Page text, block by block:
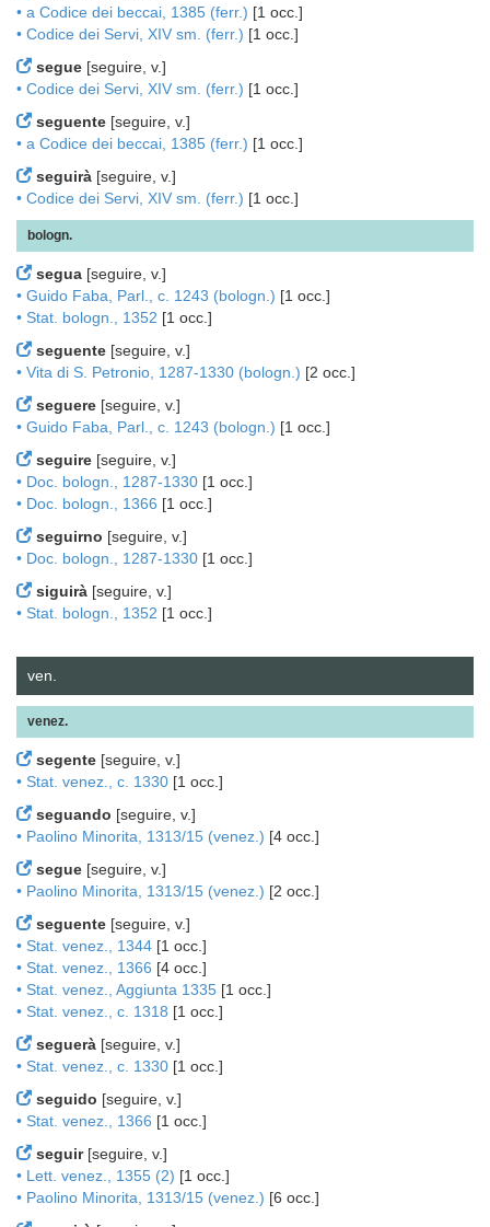
• a Codice dei beccai, 1385 (ferr.) [1 occ.]
• Codice dei Servi, XIV sm. (ferr.) [1 occ.]
segue [seguire, v.]
• Codice dei Servi, XIV sm. (ferr.) [1 occ.]
seguente [seguire, v.]
• a Codice dei beccai, 1385 (ferr.) [1 occ.]
seguirà [seguire, v.]
• Codice dei Servi, XIV sm. (ferr.) [1 occ.]
bologn.
segua [seguire, v.]
• Guido Faba, Parl., c. 1243 (bologn.) [1 occ.]
• Stat. bologn., 1352 [1 occ.]
seguente [seguire, v.]
• Vita di S. Petronio, 1287-1330 (bologn.) [2 occ.]
seguere [seguire, v.]
• Guido Faba, Parl., c. 1243 (bologn.) [1 occ.]
seguire [seguire, v.]
• Doc. bologn., 1287-1330 [1 occ.]
• Doc. bologn., 1366 [1 occ.]
seguirno [seguire, v.]
• Doc. bologn., 1287-1330 [1 occ.]
siguirà [seguire, v.]
• Stat. bologn., 1352 [1 occ.]
ven.
venez.
segente [seguire, v.]
• Stat. venez., c. 1330 [1 occ.]
seguando [seguire, v.]
• Paolino Minorita, 1313/15 (venez.) [4 occ.]
segue [seguire, v.]
• Paolino Minorita, 1313/15 (venez.) [2 occ.]
seguente [seguire, v.]
• Stat. venez., 1344 [1 occ.]
• Stat. venez., 1366 [4 occ.]
• Stat. venez., Aggiunta 1335 [1 occ.]
• Stat. venez., c. 1318 [1 occ.]
seguerà [seguire, v.]
• Stat. venez., c. 1330 [1 occ.]
seguido [seguire, v.]
• Stat. venez., 1366 [1 occ.]
seguir [seguire, v.]
• Lett. venez., 1355 (2) [1 occ.]
• Paolino Minorita, 1313/15 (venez.) [6 occ.]